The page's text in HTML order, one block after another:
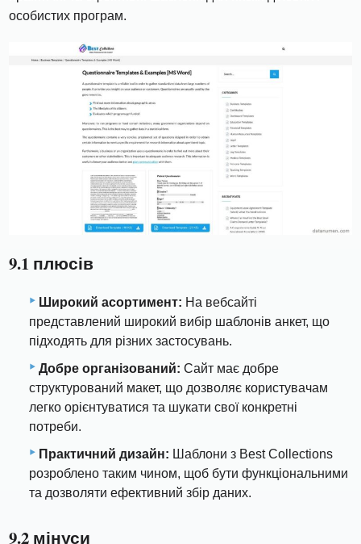
особистих програм.
9.1 плюсів
Широкий асортимент: На вебсайті
представлений широкий вибір шаблонів анкет, що
підходять для різних застосувань.
Добре організований: Сайт має добре
структурований макет, що дозволяє користувачам
легко орієнтуватися та шукати свої конкретні
потреби.
Практичний дизайн: Шаблони з Best Collections
розроблено таким чином, щоб бути функціональними
та дозволяти ефективний збір даних.
9.2 мінуси